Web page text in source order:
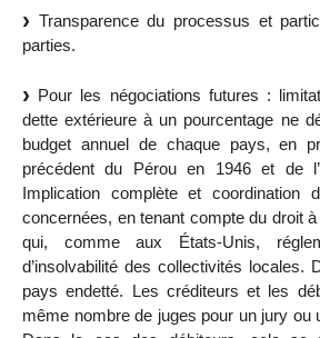
Transparence du processus et
parties.
Pour les négociations futures :
dette extérieure à un pourcentage ne
budget annuel de chaque pays, en
précédent du Pérou en 1946 et de
Implication complète et coordination
concernées, en tenant compte du droit à
qui, comme aux États-Unis,
d’insolvabilité des collectivités locales.
pays endetté. Les créditeurs et les
même nombre de juges pour un jury ou